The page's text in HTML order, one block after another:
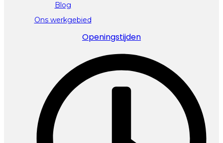
Blog
Ons werkgebied
Openingstijden